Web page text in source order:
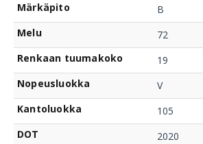
Märkäpito
B
Melu
72
Renkaan tuumakoko
19
Nopeusluokka
V
Kantoluokka
105
DOT
2020